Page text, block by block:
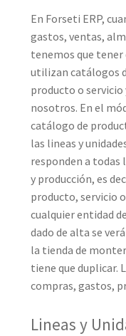
En Forseti ERP,
gastos, ventas,
tenemos que
utilizan catálogos
producto o servicio
nosotros. En el
catálogo de
las lineas y
responden a todas
y producción, es
producto, servicio
cualquier entidad
dado de alta se
la tienda de
tiene que duplicar.
compras, gastos,
Lineas y